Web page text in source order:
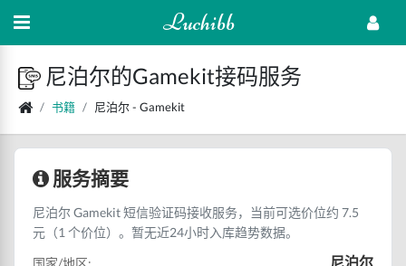
Luchibb
尼泊尔的Gamekit接码服务
书籍 尼泊尔 - Gamekit
服务摘要
尼泊尔 Gamekit 短信验证码接收服务，当前可选价位约 7.5
元（1 个价位）。暂无近24小时入库趋势数据。
国家/地区:
尼泊尔